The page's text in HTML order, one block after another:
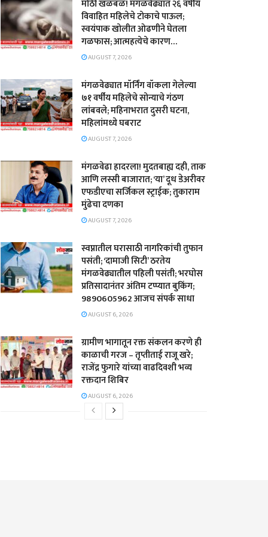
मोठी खळबळ! मंगळवेढ्यात २६ वर्षीय
विवाहित महिलेचे टोकाचे पाऊल;
स्वयंपाक खोलीत ओढणीने घेतला
गळफास; आत्महत्येचे कारण…
AUGUST 7, 2026
मंगळवेढ्यात मॉर्निंग वॉकला गेलेल्या
७१ वर्षीय महिलेचे सोन्याचे गंठण
लांबवले; महिनाभरात दुसरी घटना,
महिलांमध्ये घबराट
AUGUST 7, 2026
​मंगळवेढा हादरला! मुदतबाह्य दही, ताक
आणि लस्सी बाजारात; ‘या’ दूध डेअरीवर
एफडीएचा सर्जिकल स्ट्राईक; ​तुकाराम
मुंढेचा दणका
AUGUST 7, 2026
स्वप्नातील घरासाठी नागरिकांची तुफान
पसंती; ‘दामाजी सिटी’ ठरतेय
मंगळवेढ्यातील पहिली पसंती; भरघोस
प्रतिसादानंतर अंतिम टप्प्यात बुकिंग;
9890605962 आजच संपर्क साधा
AUGUST 6, 2026
ग्रामीण भागातून रक्त संकलन करणे ही
काळाची गरज – तृप्तीताई राजू खरे;
राजेंद्र फुगारे यांच्या वाढदिवशी भव्य
रक्तदान शिबिर
AUGUST 6, 2026